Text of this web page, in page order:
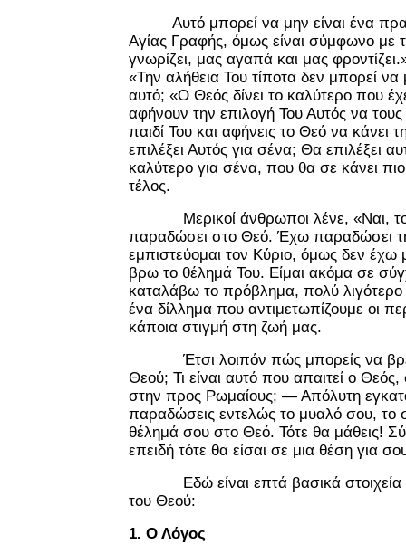
Αυτό μπορεί να μην είναι ένα
Αγίας Γραφής, όμως είναι σύμφωνο με
γνωρίζει, μας αγαπά και μας
«Την αλήθεια Του τίποτα δεν μπορεί να
αυτό; «Ο Θεός δίνει το καλύτερο που
αφήνουν την επιλογή Του Αυτός να τους
παιδί Του και αφήνεις το Θεό να κάνει
επιλέξει Αυτός για σένα; Θα επιλέξει
καλύτερο για σένα, που θα σε κάνει
τέλος.
Μερικοί άνθρωποι λένε, «Ναι, το
παραδώσει στο Θεό. Έχω παραδώσει
εμπιστεύομαι τον Κύριο, όμως δεν
βρω το θέλημά Του. Είμαι ακόμα σε
καταλάβω το πρόβλημα, πολύ λιγότερο
ένα δίλλημα που αντιμετωπίζουμε οι
κάποια στιγμή στη ζωή μας.
Έτσι λοιπόν πώς μπορείς να
Θεού; Τι είναι αυτό που απαιτεί ο
στην προς Ρωμαίους; — Απόλυτη
παραδώσεις εντελώς το μυαλό σου, το
θέλημά σου στο Θεό. Τότε θα μάθεις!
επειδή τότε θα είσαι σε μια θέση για
Εδώ είναι επτά βασικά στοιχεία
του Θεού:
1. Ο Λόγος